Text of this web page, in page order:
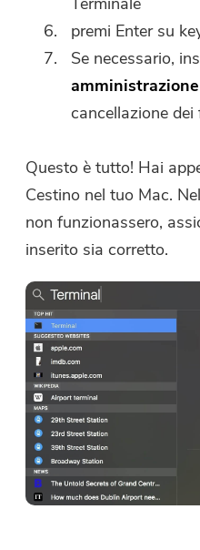
premi Enter su
Se necessario,
amministrazione
cancellazione
Questo è tutto! Hai
Cestino nel tuo Mac.
non funzionassero,
inserito sia corretto.